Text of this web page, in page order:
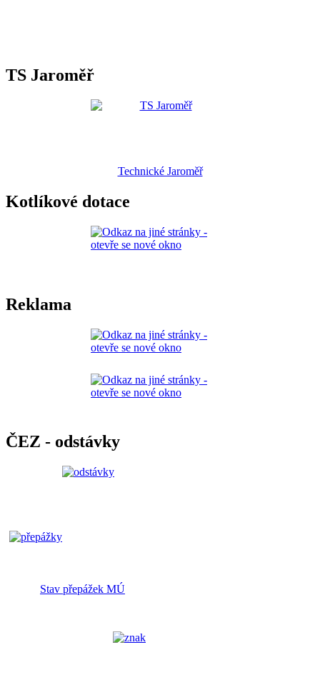
TS Jaroměř
Technické Jaroměř
Kotlíkové dotace
Reklama
ČEZ - odstávky
Stav přepážek MÚ